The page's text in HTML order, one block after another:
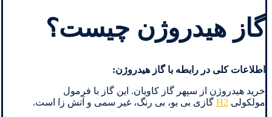
گاز هیدروژن چیست؟
اطلاعات کلی در رابطه با گاز هیدروژن:
خرید هیدروژن از سپهر گاز کاویان. این گاز با فرمول
مولکولی H2 گازی بی بو، بی رنگ، غیر سمی و آتش زا است.